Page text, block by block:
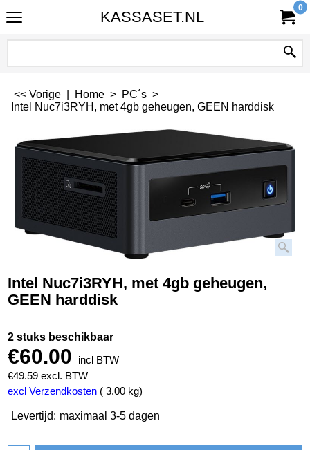
KASSASET.NL
0
<< Vorige Home > PC´s >
Intel Nuc7i3RYH, met 4gb geheugen, GEEN harddisk
Intel Nuc7i3RYH, met 4gb geheugen,
GEEN harddisk
2 stuks beschikbaar
€60.00
incl BTW
€49.59 excl. BTW
excl Verzendkosten
3.00 kg
Levertijd: maximaal 3-5 dagen